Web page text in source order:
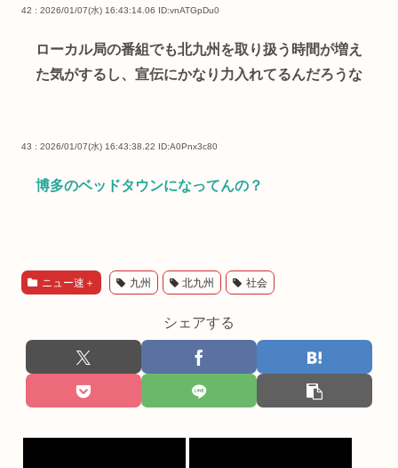
42 : 2026/01/07(水) 16:43:14.06 ID:vnATGpDu0
ローカル局の番組でも北九州を取り扱う時間が増え
た気がするし、宣伝にかなり力入れてるんだろうな
43 : 2026/01/07(水) 16:43:38.22 ID:A0Pnx3c80
博多のベッドタウンになってんの？
ニュー速＋ 九州 北九州 社会
シェアする